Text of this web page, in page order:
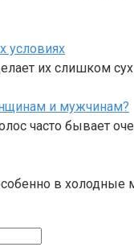
условиях
их слишком
и мужчинам?
часто бывает
в